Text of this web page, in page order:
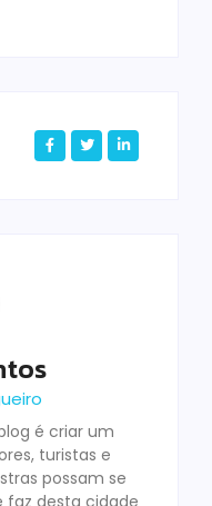
é criar um
turistas e
possam se
faz desta cidade